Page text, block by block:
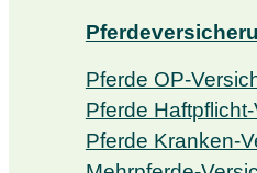
Pferde OP-
Pferde
Pferde Kranken-